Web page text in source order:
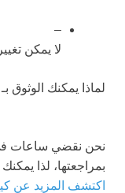
–
لا يمكن
لماذا يمكنك الوثوق بـ TechRadar
نحن نقضي ساعات في
بمراجعتها، لذا
اكتشف المزيد عن